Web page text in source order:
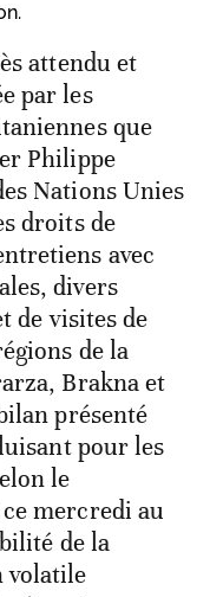
attendu et
par les
que
Philippe
Nations Unies
droits de
avec
divers
de visites de
de la
Brakna et
présenté
pour les
le
mercredi au
de la
volatile